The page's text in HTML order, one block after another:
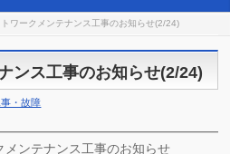
トワークメンテナンス工事のお知らせ(2/24)
ンス工事のお知らせ(2/24)
事・故障
ンス工事のお知らせ